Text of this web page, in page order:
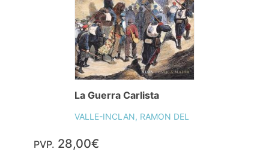
La Guerra Carlista
VALLE-INCLAN, RAMON DEL
PVP. 28,00€